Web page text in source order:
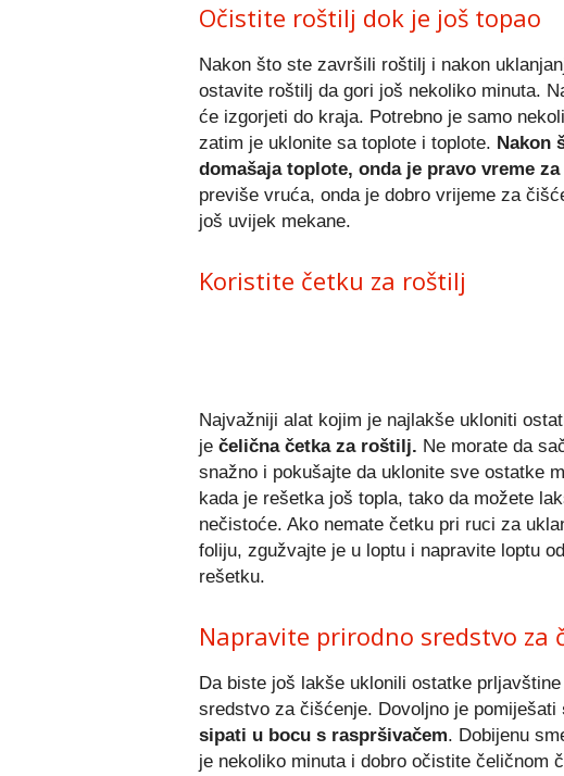
Očistite roštilj dok je još topao
Nakon što ste završili roštilj i nakon
ostavite roštilj da gori još nekoliko minuta.
će izgorjeti do kraja. Potrebno je samo
zatim je uklonite sa toplote i toplote. Nakon
domašaja toplote, onda je pravo vreme
previše vruća, onda je dobro vrijeme za
još uvijek mekane.
Koristite četku za roštilj
Najvažniji alat kojim je najlakše ukloniti
je čelična četka za roštilj. Ne morate da
snažno i pokušajte da uklonite sve ostatke
kada je rešetka još topla, tako da možete
nečistoće. Ako nemate četku pri ruci za
foliju, zgužvajte je u loptu i napravite loptu
rešetku.
Napravite prirodno sredstvo za
Da biste još lakše uklonili ostatke
sredstvo za čišćenje. Dovoljno je pomiješati
sipati u bocu s raspršivačem. Dobijenu
je nekoliko minuta i dobro očistite čeličnom